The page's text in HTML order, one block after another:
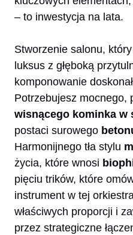
– to inwestycja na lata.
Stworzenie salonu,
luksus z głęboką
komponowanie
Potrzebujesz mocnego,
wisnącego kominka w
postaci surowego
Harmonijnego tła stylu
życia, które wnosi
pięciu trików, które
instrument w tej
właściwych proporcji i
przez strategiczne